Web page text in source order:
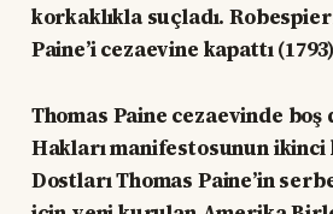
korkaklıkla suçladı.
Paine’i cezaevine kapattı
Thomas Paine cezaevinde boş
Hakları manifestosunun ikinci
Dostları Thomas Paine’in